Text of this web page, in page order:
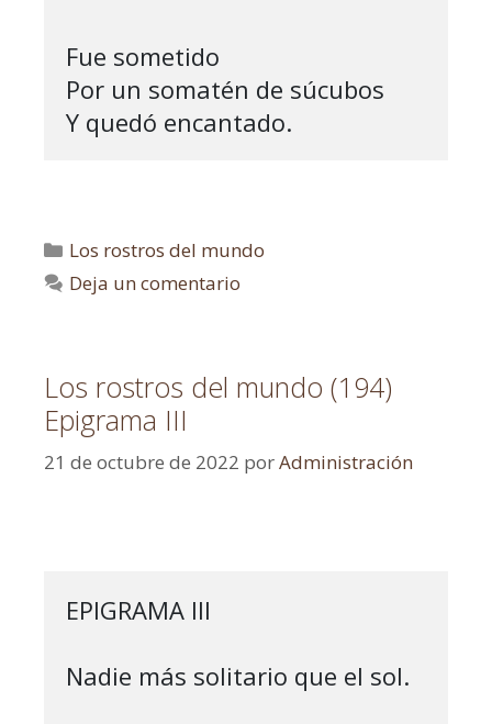
Fue sometido
Por un somatén de súcubos
Y quedó encantado.
Los rostros del mundo
Deja un comentario
Los rostros del mundo (194)
Epigrama III
21 de octubre de 2022 porAdministración
EPIGRAMA III
Nadie más solitario que el sol.